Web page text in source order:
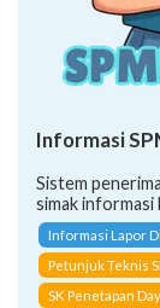
Informasi
Sistem
simak informasi
Informasi Lapor
Petunjuk Teknis
SK Penetapan